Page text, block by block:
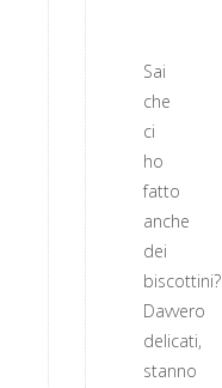
Sai
che
ci
ho
fatto
anche
dei
biscottini?
Davvero
delicati,
stanno